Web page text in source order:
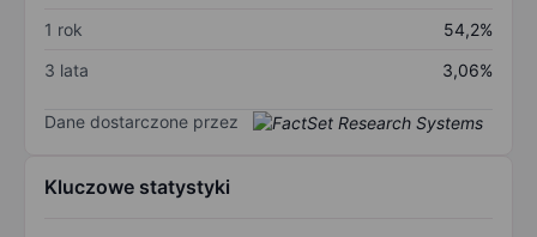
1 rok
54,2%
3 lata
3,06%
Dane dostarczone przez
Kluczowe statystyki